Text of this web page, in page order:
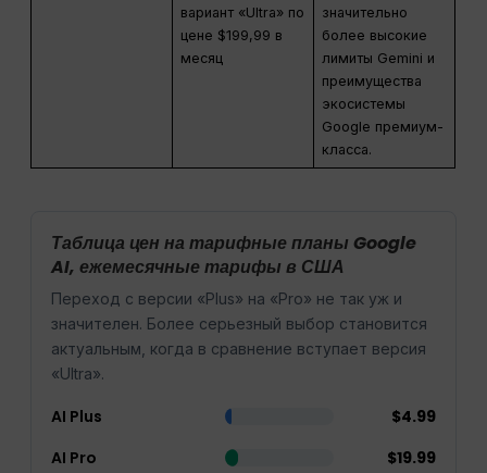
вариант «Ultra» по
цене $199,99 в
месяц
значительно
более высокие
лимиты Gemini и
преимущества
экосистемы
Google премиум-
класса.
Таблица цен на тарифные планы Google
AI, ежемесячные тарифы в США
Переход с версии «Plus» на «Pro» не так уж и
значителен. Более серьезный выбор становится
актуальным, когда в сравнение вступает версия
«Ultra».
AI Plus
$4.99
AI Pro
$19.99